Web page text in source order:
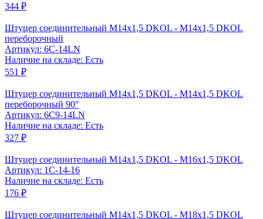
344 ₽
Штуцер соединительный M14x1,5 DKOL - M14x1,5 DKOL
переборочный
Артикул: 6C-14LN
Наличие на складе: Есть
551 ₽
Штуцер соединительный M14x1,5 DKOL - M14x1,5 DKOL
переборочный 90°
Артикул: 6C9-14LN
Наличие на складе: Есть
327 ₽
Штуцер соединительный M14x1,5 DKOL - M16x1,5 DKOL
Артикул: 1C-14-16
Наличие на складе: Есть
176 ₽
Штуцер соединительный M14x1,5 DKOL - M18x1,5 DKOL